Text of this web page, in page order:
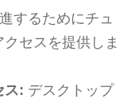
するためにチュ
セスを提供しま
ス: デスクトップ